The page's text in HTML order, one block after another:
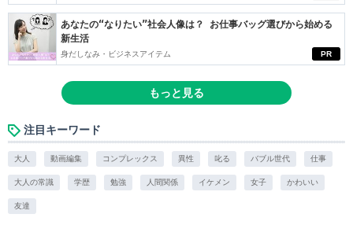
PR
あなたの“なりたい”社会人像は？ お仕事バッグ選びから始める
新生活
身だしなみ・ビジネスアイテム
もっと見る
注目キーワード
大人 動画編集 コンプレックス 異性 叱る バブル世代 仕事
大人の常識 学歴 勉強 人間関係 イケメン 女子 かわいい
友達